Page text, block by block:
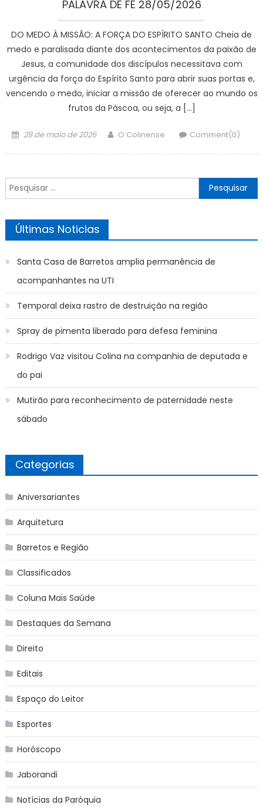
PALAVRA DE FÉ 28/05/2026
DO MEDO À MISSÃO: A FORÇA DO ESPÍRITO SANTO Cheia de
medo e paralisada diante dos acontecimentos da paixão de
Jesus, a comunidade dos discípulos necessitava com
urgência da força do Espírito Santo para abrir suas portas e,
vencendo o medo, iniciar a missão de oferecer ao mundo os
frutos da Páscoa, ou seja, a […]
Posted
28 de maio de 2026 Author
O Colinense Comment(0)
Pesquisar
por:
Últimas Noticias
Santa Casa de Barretos amplia permanência de
acompanhantes na UTI
Temporal deixa rastro de destruição na região
Spray de pimenta liberado para defesa feminina
Rodrigo Vaz visitou Colina na companhia de deputada e
do pai
Mutirão para reconhecimento de paternidade neste
sábado
Categorias
Aniversariantes
Arquitetura
Barretos e Região
Classificados
Coluna Mais Saúde
Destaques da Semana
Direito
Editais
Espaço do Leitor
Esportes
Horóscopo
Jaborandi
Notícias da Paróquia